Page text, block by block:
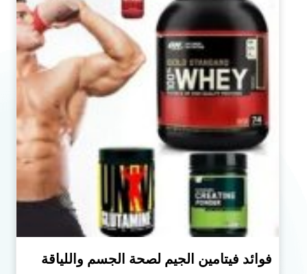
فوائد فيتامين الجيم لصحة الجسم واللياقة